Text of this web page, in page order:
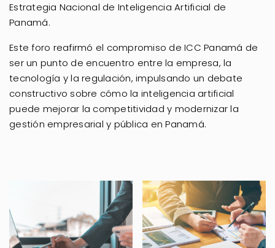
Estrategia Nacional de Inteligencia Artificial de
Panamá.
Este foro reafirmó el compromiso de ICC Panamá de
ser un punto de encuentro entre la empresa, la
tecnología y la regulación, impulsando un debate
constructivo sobre cómo la inteligencia artificial
puede mejorar la competitividad y modernizar la
gestión empresarial y pública en Panamá.